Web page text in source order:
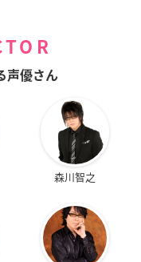
声優さん
森川智之